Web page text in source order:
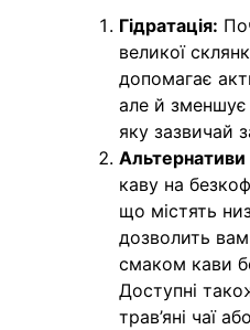
Гідратація:
великої
допомагає
але й зменшує
яку зазвичай
Альтернативи
каву на
що містять
дозволить
смаком кави
Доступні
трав’яні чаї